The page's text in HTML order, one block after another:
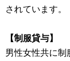
されています。
【制服貸与】
男性女性共に